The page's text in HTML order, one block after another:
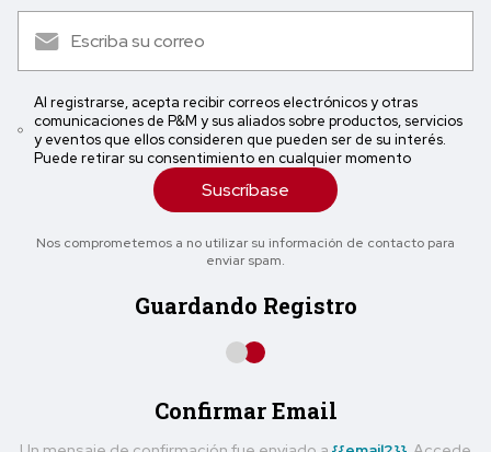
Al registrarse, acepta recibir correos electrónicos y otras
comunicaciones de P&M y sus aliados sobre productos, servicios
y eventos que ellos consideren que pueden ser de su interés.
Puede retirar su consentimiento en cualquier momento
Suscríbase
Nos comprometemos a no utilizar su información de contacto para
enviar spam.
Guardando Registro
Confirmar Email